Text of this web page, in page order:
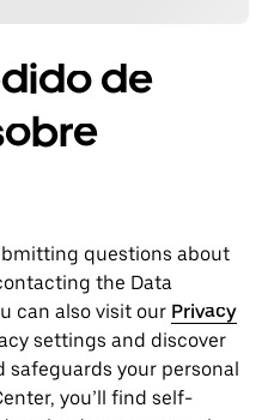
de
questions about
the ‌Data
can also visit our Privacy
settings and discover
safeguards your personal
you’ll find self-